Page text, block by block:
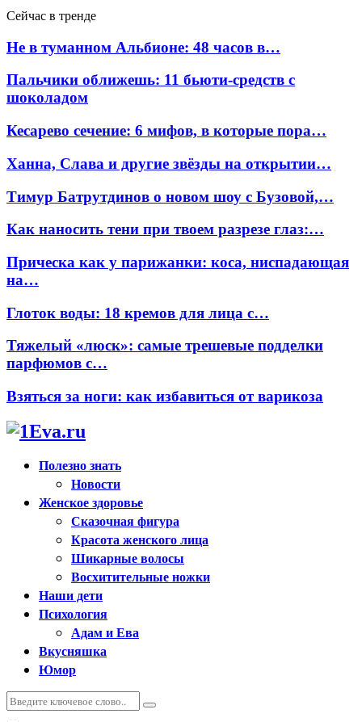
Сейчас в тренде
Не в туманном Альбионе: 48 часов в…
Пальчики оближешь: 11 бьюти-средств с
шоколадом
Кесарево сечение: 6 мифов, в которые пора…
Ханна, Слава и другие звёзды на открытии…
Тимур Батрутдинов о новом шоу с Бузовой,…
Как наносить тени при твоем разрезе глаз:…
Прическа как у парижанки: коса, ниспадающая
на…
Глоток воды: 18 кремов для лица с…
Тяжелый «люск»: самые трешевые подделки
парфюмов с…
Взяться за ноги: как избавиться от варикоза
Полезно знать
Новости
Женское здоровье
Сказочная фигура
Красота женского лица
Шикарные волосы
Восхитительные ножки
Наши дети
Психология
Адам и Ева
Вкусняшка
Юмор
Искать:
Поиск